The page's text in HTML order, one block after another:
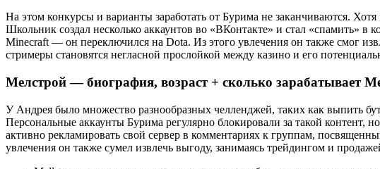
На этом конкурсы и варианты заработать от Бурима не заканчиваются.
Школьник создал несколько аккаунтов во «ВКонтакте» и стал «спамить»
Minecraft — он переключился на Dota. Из этого увлечения он также смог
стримеры становятся негласной прослойкой между казино и его
Мелстрой — биография, возраст + сколько зарабатывает
У Андрея было множество разнообразных челленджей, таких как выпить
Персональные аккаунты Бурима регулярно блокировали за такой контент,
активно рекламировать свой сервер в комментариях к группам,
увлечения он также сумел извлечь выгоду, занимаясь трейдингом и